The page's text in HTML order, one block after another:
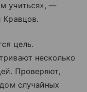
учиться», —
Кравцов.
цель.
несколько
Проверяют,
случайных